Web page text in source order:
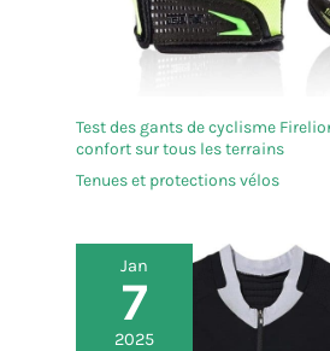
permettant de partager votre
avec vos amis et votre famille
Test des gants de cyclisme
confort sur tous les terrains
Tenues et protections vélos
Jan
7
2025